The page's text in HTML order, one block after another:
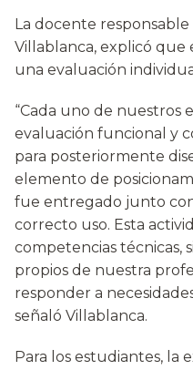
La docente
Villablanca, explicó
una evaluación
“Cada uno de nuestros
evaluación funcional y
para posteriormente
elemento de
fue entregado junto
correcto uso. Esta
competencias técnicas,
propios de nuestra
responder a
señaló Villablanca.
Para los estudiantes, la